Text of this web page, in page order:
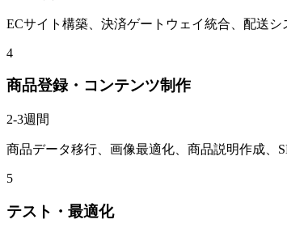
ECサイト構築、決済ゲートウェイ統合、配送
4
商品登録・コンテンツ制作
2-3週間
商品データ移行、画像最適化、商品説明作成、
5
テスト・最適化